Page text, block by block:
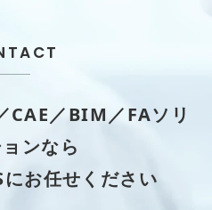
CAE／BIM／FAソリ
ンなら
お任せください